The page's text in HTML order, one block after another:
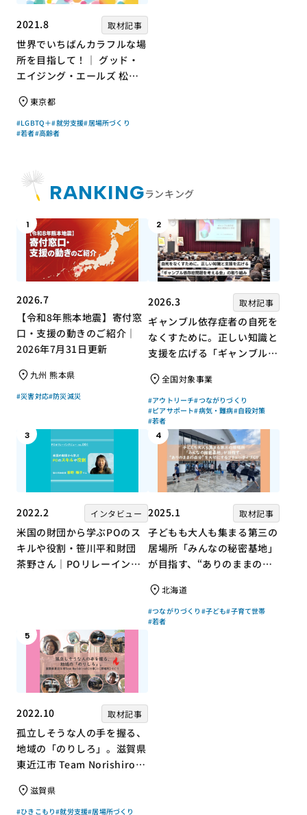
2021.8 取材記事
世界でいちばんカラフルな場
所を目指して！｜ グッド・
エイジング・エールズ 松中
慶子さん【聞き手】
東京都
#LGBTQ＋#就労支援#居場所づくり
#若者#高齢者
RANKINGランキング
1
2026.7
【令和8年熊本地震】寄付窓
口・支援の動きのご紹介｜
2026年7月31日更新
九州 熊本県
#災害対応#防災減災
2
2026.3 取材記事
ギャンブル依存症者の自死を
なくすために。正しい知識と
支援を広げる「ギャンブル依
組み全国対象事業
#アウトリーチ#つながりづくり
#ピアサポート#病気・難病#自殺対策
#若者
3
2022.2 インタビュー
米国の財団から学ぶPOのス
キルや役割・笹川平和財団
茶野さん｜POリレーインタ
4
2025.1 取材記事
子どもも大人も集まる第三の
居場所「みんなの秘密基地」
が目指す、“ありのままの自
ィづくり
北海道
#つながりづくり #子ども#子育て世帯
#若者
5
2022.10 取材記事
孤立しそうな人の手を握る、
地域の「のりしろ」。滋賀県
東近江市 Team Norishiroの
滋賀県
#ひきこもり#就労支援#居場所づくり